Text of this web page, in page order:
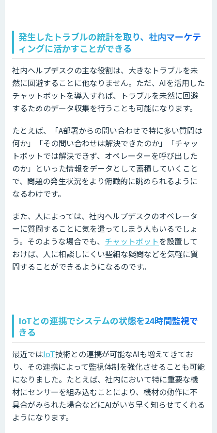
発生したトラブルの統計を取り、社内マーケテ
ィングに活かすことができる
社内ヘルプデスクの主な役割は、大きなトラブルを未
然に回避することに他なりません。ただ、AIを活用した
チャットボットを導入すれば、トラブルを未然に回避
するためのデータ収集を行うことも可能になります。
たとえば、「A部署からの問い合わせで特に多い質問は
何か」「その問い合わせは解決できたのか」「チャッ
トボットでは解決できず、オペレーターを呼び出した
のか」といった情報をデータとして蓄積していくこと
で、問題の発生状況をより俯瞰的に眺められるように
なるわけです。
また、人によっては、社内ヘルプデスクのオペレータ
ーに質問することに気を遣ってしまう人もいるでしょ
う。そのような場合でも、 チャットボットを設置して
おけば、人に相談しにくい些細な疑問などを気軽に質
問することができるようになるのです。
IoTとの連携でシステムの状態を24時間監視で
きる
最近ではIoT技術との連携が可能なAIも増えてきてお
り、その連携によって監視体制を強化させることも可能
になりました。たとえば、社内において特に重要な機
材にセンサーを組み込むことにより、機材の動作に不
具合がみられた場合などにAIがいち早く知らせてくれる
ようになります。